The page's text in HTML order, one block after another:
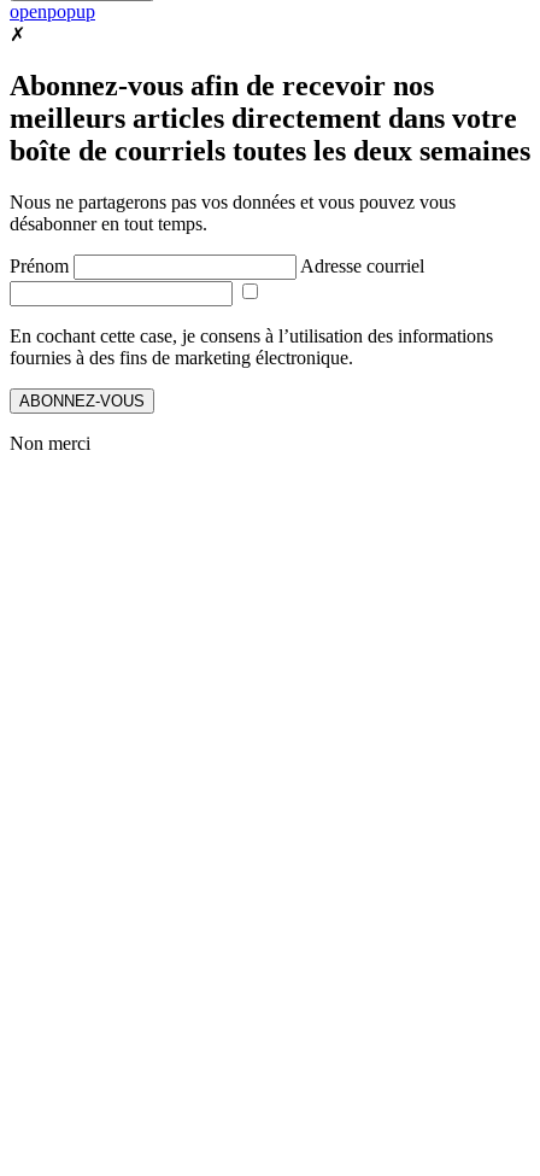
openpopup
✗
Abonnez-vous afin de recevoir nos
meilleurs articles directement dans votre
boîte de courriels toutes les deux semaines
Nous ne partagerons pas vos données et vous pouvez vous
désabonner en tout temps.
Prénom Adresse courriel
En cochant cette case, je consens à l’utilisation des informations
fournies à des fins de marketing électronique.
ABONNEZ-VOUS
Non merci